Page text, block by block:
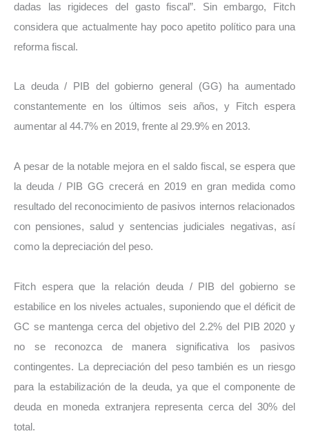
dadas las rigideces del gasto fiscal”. Sin embargo, Fitch
considera que actualmente hay poco apetito político para una
reforma fiscal.
La deuda / PIB del gobierno general (GG) ha aumentado
constantemente en los últimos seis años, y Fitch espera
aumentar al 44.7% en 2019, frente al 29.9% en 2013.
A pesar de la notable mejora en el saldo fiscal, se espera que
la deuda / PIB GG crecerá en 2019 en gran medida como
resultado del reconocimiento de pasivos internos relacionados
con pensiones, salud y sentencias judiciales negativas, así
como la depreciación del peso.
Fitch espera que la relación deuda / PIB del gobierno se
estabilice en los niveles actuales, suponiendo que el déficit de
GC se mantenga cerca del objetivo del 2.2% del PIB 2020 y
no se reconozca de manera significativa los pasivos
contingentes. La depreciación del peso también es un riesgo
para la estabilización de la deuda, ya que el componente de
deuda en moneda extranjera representa cerca del 30% del
total.